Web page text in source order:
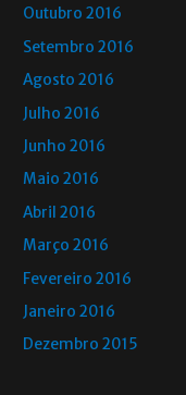
Outubro 2016
Setembro 2016
Agosto 2016
Julho 2016
Junho 2016
Maio 2016
Abril 2016
Março 2016
Fevereiro 2016
Janeiro 2016
Dezembro 2015